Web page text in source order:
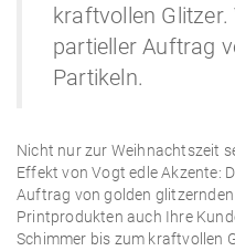
kraftvollen
partieller Auftrag
Partikeln.
Nicht nur zur Weihnachtszeit
Effekt von Vogt edle Akzente:
Auftrag von golden
Printprodukten auch Ihre
Schimmer bis zum kraftvollen